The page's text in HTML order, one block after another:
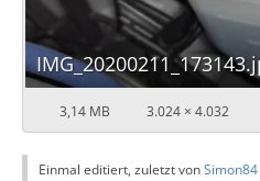
3,14 MB 3.024 × 4.032
Einmal editiert, zuletzt vonSimon84